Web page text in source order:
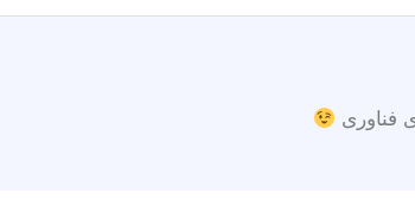
فناوری